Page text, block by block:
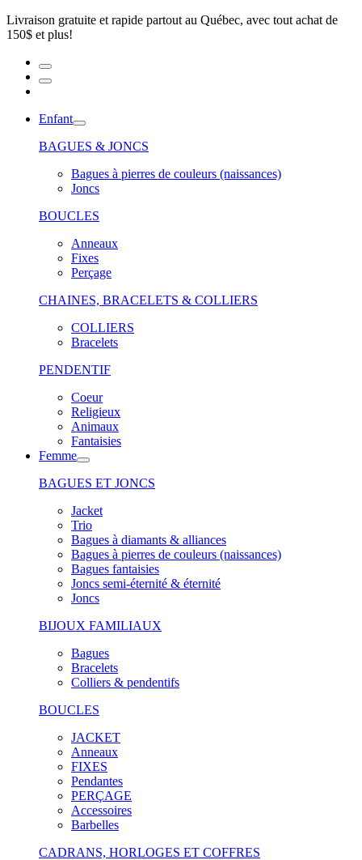
Livraison gratuite et rapide partout au Québec, avec tout achat de
150$ et plus!
Enfant
BAGUES & JONCS
Bagues à pierres de couleurs (naissances)
Joncs
BOUCLES
Anneaux
Fixes
Perçage
CHAINES, BRACELETS & COLLIERS
COLLIERS
Bracelets
PENDENTIF
Coeur
Religieux
Animaux
Fantaisies
Femme
BAGUES ET JONCS
Jacket
Trio
Bagues à diamants & alliances
Bagues à pierres de couleurs (naissances)
Bagues fantaisies
Joncs semi-éternité & éternité
Joncs
BIJOUX FAMILIAUX
Bagues
Bracelets
Colliers & pendentifs
BOUCLES
JACKET
Anneaux
FIXES
Pendantes
PERÇAGE
Accessoires
Barbelles
CADRANS, HORLOGES ET COFFRES